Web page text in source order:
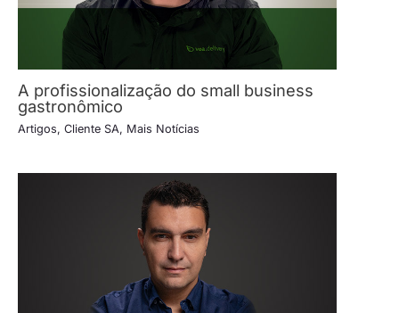
A profissionalização do small business
gastronômico
Artigos, Cliente SA, Mais Notícias